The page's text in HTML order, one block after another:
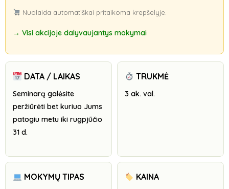
Nuolaida automatiškai pritaikoma krepšelyje.
→ Visi akcijoje dalyvaujantys mokymai
DATA / LAIKAS
Seminarą galėsite
peržiūrėti bet kuriuo Jums
patogiu metu iki rugpjūčio
31 d.
TRUKMĖ
3 ak. val.
MOKYMŲ TIPAS KAINA